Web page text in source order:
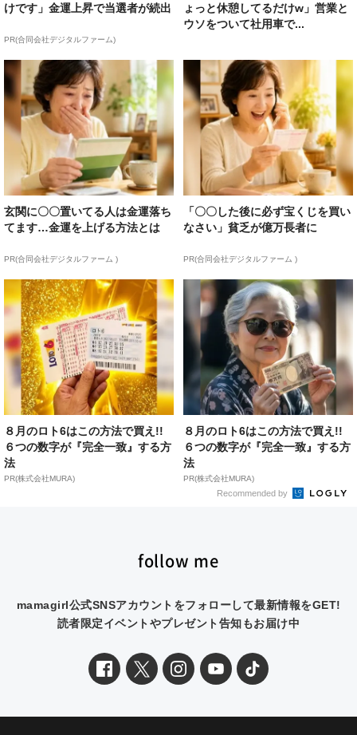
けです」金運上昇で当選者が続出
PR(合同会社デジタルファーム)
ょっと休憩してるだけw」営業と
ウソをついて社用車で...
玄関に〇〇置いてる人は金運落ち
てます…金運を上げる方法とは
PR(合同会社デジタルファーム )
「〇〇した後に必ず宝くじを買い
なさい」貧乏が億万長者に
PR(合同会社デジタルファーム )
８月のロト6はこの方法で買え!!
６つの数字が『完全一致』する方
法
PR(株式会社MURA)
８月のロト6はこの方法で買え!!
６つの数字が『完全一致』する方
法
PR(株式会社MURA)
Recommended by
follow me
mamagirl公式SNSアカウントをフォローして最新情報をGET!
読者限定イベントやプレゼント告知もお届け中